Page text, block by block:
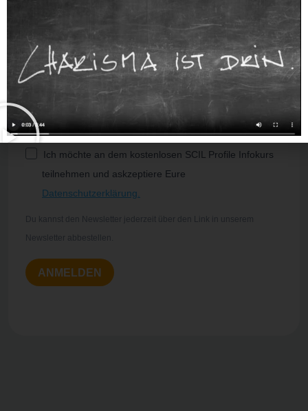
besten Tipps & Tools für Wirkungs- und
Wahrnehmungskompetenz.
Ich möchte an dem kostenlosen SCIL Profile Infokurs
teilnehmen und askzeptiere Eure
Datenschutzerklärung.
Du kannst den Newsletter jederzeit über den Link in unserem
Newsletter abbestellen.
ANMELDEN